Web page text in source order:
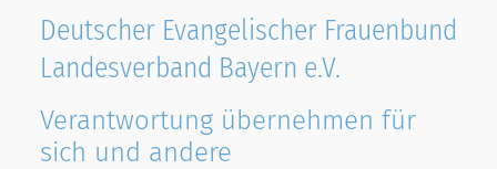
Deutscher Evangelischer Frauenbund
Landesverband Bayern e.V.
Verantwortung übernehmen für
sich und andere